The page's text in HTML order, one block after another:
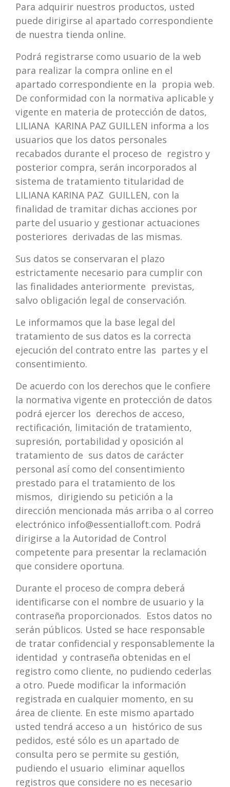
Para adquirir nuestros productos, usted
puede dirigirse al apartado correspondiente
de nuestra tienda online.
Podrá registrarse como usuario de la web
para realizar la compra online en el
apartado correspondiente en la propia web.
De conformidad con la normativa aplicable y
vigente en materia de protección de datos,
LILIANA KARINA PAZ GUILLEN informa a los
usuarios que los datos personales
recabados durante el proceso de registro y
posterior compra, serán incorporados al
sistema de tratamiento titularidad de
LILIANA KARINA PAZ GUILLEN, con la
finalidad de tramitar dichas acciones por
parte del usuario y gestionar actuaciones
posteriores derivadas de las mismas.
Sus datos se conservaran el plazo
estrictamente necesario para cumplir con
las finalidades anteriormente previstas,
salvo obligación legal de conservación.
Le informamos que la base legal del
tratamiento de sus datos es la correcta
ejecución del contrato entre las partes y el
consentimiento.
De acuerdo con los derechos que le confiere
la normativa vigente en protección de datos
podrá ejercer los derechos de acceso,
rectificación, limitación de tratamiento,
supresión, portabilidad y oposición al
tratamiento de sus datos de carácter
personal así como del consentimiento
prestado para el tratamiento de los
mismos, dirigiendo su petición a la
dirección mencionada más arriba o al correo
electrónico info@essentialloft.com. Podrá
dirigirse a la Autoridad de Control
competente para presentar la reclamación
que considere oportuna.
Durante el proceso de compra deberá
identificarse con el nombre de usuario y la
contraseña proporcionados. Estos datos no
serán públicos. Usted se hace responsable
de tratar confidencial y responsablemente la
identidad y contraseña obtenidas en el
registro como cliente, no pudiendo cederlas
a otro. Puede modificar la información
registrada en cualquier momento, en su
área de cliente. En este mismo apartado
usted tendrá acceso a un histórico de sus
pedidos, esté sólo es un apartado de
consulta pero se permite su gestión,
pudiendo el usuario eliminar aquellos
registros que considere no es necesario